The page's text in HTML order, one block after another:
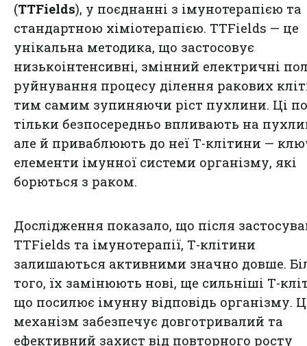
(TTFields), у поєднанні з імунотерапією та
стандартною хіміотерапією. TTFields — це
унікальна методика, що застосовує
низькоінтенсивні, змінний електричні
руйнування процесу ділення ракових
тим самим зупиняючи ріст пухлини. Ці
тільки безпосередньо впливають на
але й приваблюють до неї Т-клітини —
елементи імунної системи організму, які
борються з раком.
Дослідження показало, що після
TTFields та імунотерапії, Т-клітини
залишаються активними значно довше.
того, їх замінюють нові, ще сильніші Т-
що посилює імунну відповідь організму.
механізм забезпечує довготривалий та
ефективний захист від повторного росту